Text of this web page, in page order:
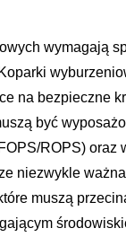
wymagają
na bezpieczne
być
ROPS) oraz
niezwykle
muszą